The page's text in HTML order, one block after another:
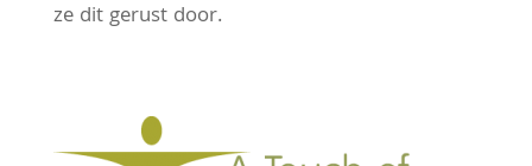
ze dit gerust door.